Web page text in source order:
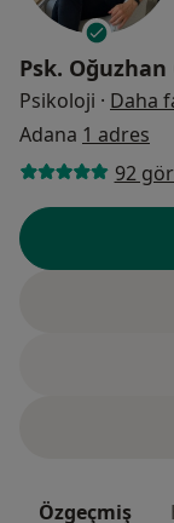
Psk. Oğuzhan
Psikoloji · Daha
Adana 1 adres
92
Özgeçmiş